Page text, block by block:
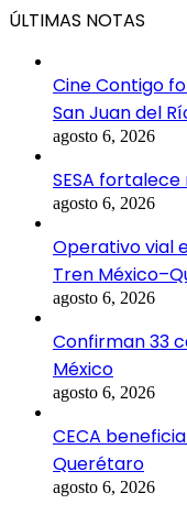
ÚLTIMAS NOTAS
Cine Contigo
San Juan del
agosto 6, 2026
SESA
agosto 6, 2026
Operativo vial
Tren
agosto 6, 2026
Confirman 33
México
agosto 6, 2026
CECA
Querétaro
agosto 6, 2026